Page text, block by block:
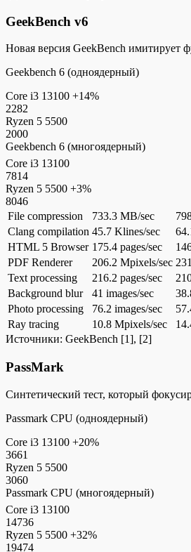
GeekBench v6
Новая версия GeekBench имитирует
Geekbench 6 (одноядерный)
Core i3 13100 +14%
2282
Ryzen 5 5500
2000
Geekbench 6 (многоядерный)
Core i3 13100
7814
Ryzen 5 5500 +3%
8046
File compression
733.3 MB/sec
Clang compilation 45.7 Klines/sec
HTML 5 Browser 175.4 pages/sec
PDF Renderer
206.2 Mpixels/sec
Text processing
216.2 pages/sec
Background blur
41 images/sec
Photo processing
76.2 images/sec
Ray tracing
10.8 Mpixels/sec
Источники: GeekBench [1], [2]
PassMark
Синтетический тест, который
Passmark CPU (одноядерный)
Core i3 13100 +20%
3661
Ryzen 5 5500
3060
Passmark CPU (многоядерный)
Core i3 13100
14736
Ryzen 5 5500 +32%
19474